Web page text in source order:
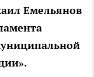
Емельянов